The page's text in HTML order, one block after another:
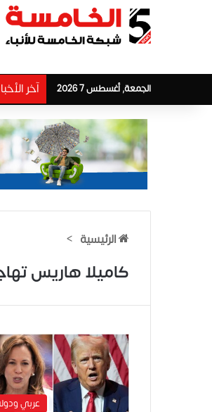
الجمعة, أغسطس 7 2026 آخر
الرئيسية >
كاميلا هاريس
عربي